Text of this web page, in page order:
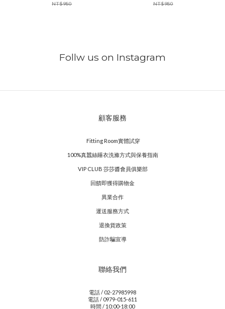
NT$980 NT$980
Follw us on Instagram
顧客服務
Fitting Room實體試穿
100%真蠶絲睡衣洗滌方式與保養指南
VIP CLUB 莎莎醬會員俱樂部
回饋即獲得購物金
異業合作
運送服務方式
退換貨政策
防詐騙宣導
聯絡我們
電話 / 02-27985998
電話 / 0979-015-611
時間 / 10:00-18:00